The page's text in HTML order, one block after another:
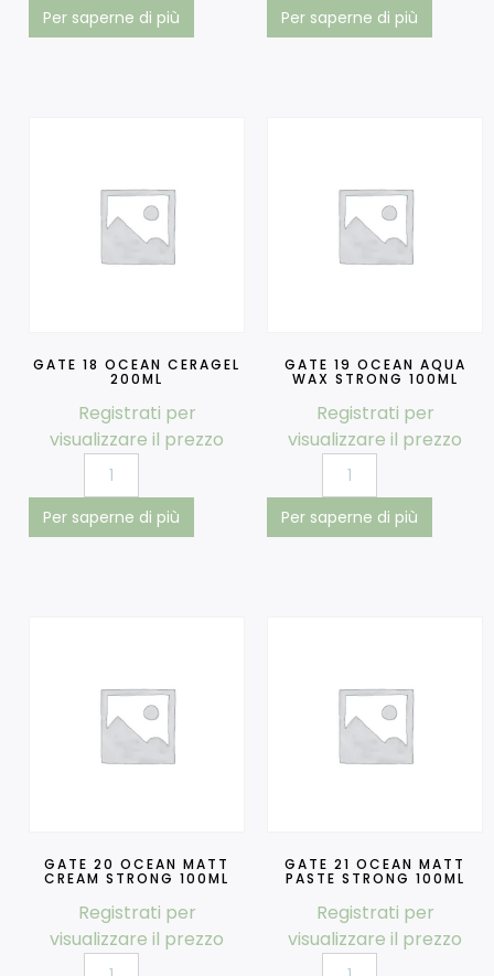
Per saperne di più Per saperne di più
GATE 18 OCEAN CERAGEL
200ML
Registrati per
visualizzare il prezzo
Per saperne di più
GATE 19 OCEAN AQUA
WAX STRONG 100ML
Registrati per
visualizzare il prezzo
Per saperne di più
GATE 20 OCEAN MATT
CREAM STRONG 100ML
Registrati per
visualizzare il prezzo
GATE 21 OCEAN MATT
PASTE STRONG 100ML
Registrati per
visualizzare il prezzo